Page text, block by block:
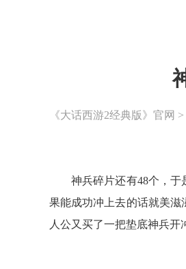
我的足迹： 大话2经典版
《大话西游2经典版》官网 >
神兵碎片还有48个，于是
果能成功冲上去的话就美滋
人公又买了一把垫底神兵开